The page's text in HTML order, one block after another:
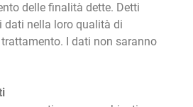
delle finalità dette. Detti
dati nella loro qualità di
I dati non saranno